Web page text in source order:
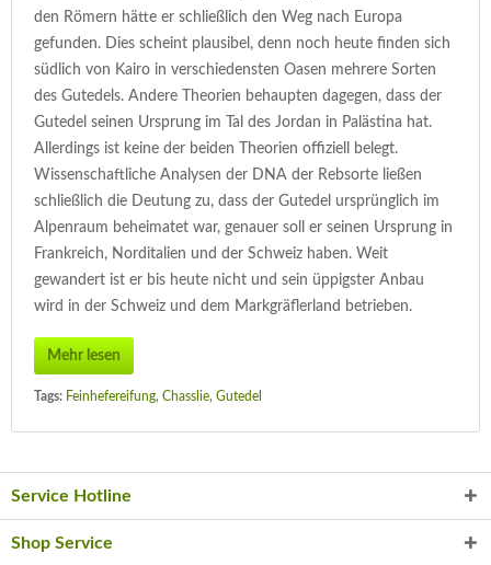
den Römern hätte er schließlich den Weg nach Europa
gefunden. Dies scheint plausibel, denn noch heute finden sich
südlich von Kairo in verschiedensten Oasen mehrere Sorten
des Gutedels. Andere Theorien behaupten dagegen, dass der
Gutedel seinen Ursprung im Tal des Jordan in Palästina hat.
Allerdings ist keine der beiden Theorien offiziell belegt.
Wissenschaftliche Analysen der DNA der Rebsorte ließen
schließlich die Deutung zu, dass der Gutedel ursprünglich im
Alpenraum beheimatet war, genauer soll er seinen Ursprung in
Frankreich, Norditalien und der Schweiz haben. Weit
gewandert ist er bis heute nicht und sein üppigster Anbau
wird in der Schweiz und dem Markgräflerland betrieben.
Mehr lesen
Tags: Feinhefereifung, Chasslie, Gutedel
Service Hotline
Shop Service